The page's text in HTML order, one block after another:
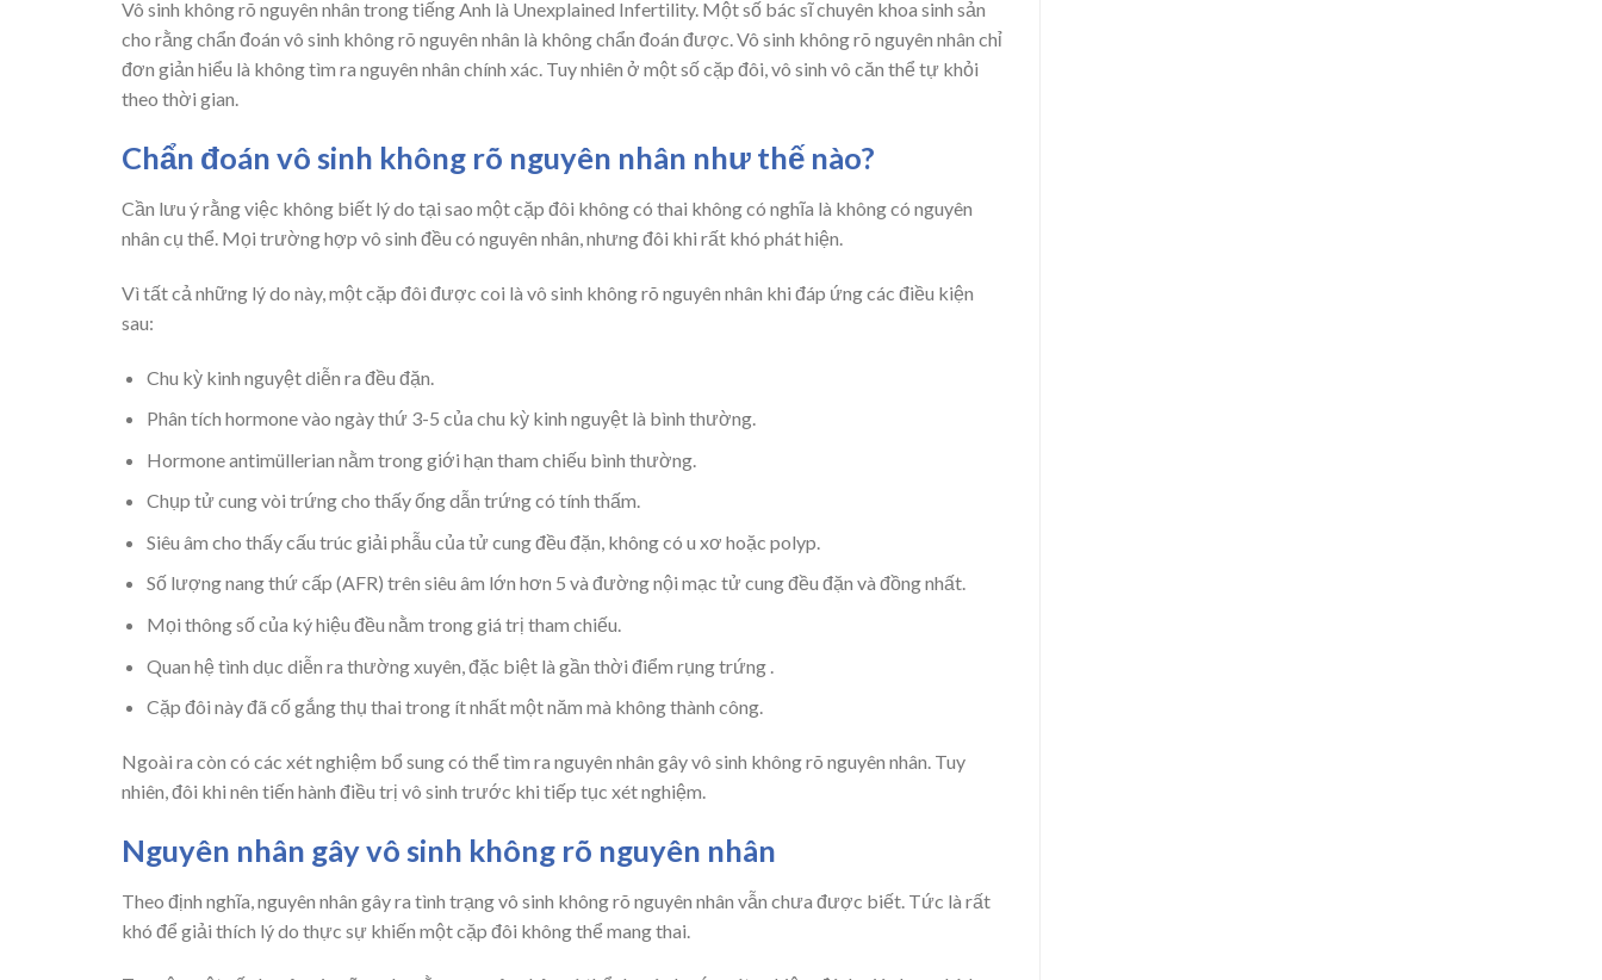
Vô sinh không rõ nguyên nhân trong tiếng Anh là Unexplained Infertility. Một số bác sĩ chuyên khoa sinh sản
cho rằng chẩn đoán vô sinh không rõ nguyên nhân là không chẩn đoán được. Vô sinh không rõ nguyên nhân chỉ
đơn giản hiểu là không tìm ra nguyên nhân chính xác. Tuy nhiên ở một số cặp đôi, vô sinh vô căn thể tự khỏi
theo thời gian.
Chẩn đoán vô sinh không rõ nguyên nhân như thế nào?
Cần lưu ý rằng việc không biết lý do tại sao một cặp đôi không có thai không có nghĩa là không có nguyên
nhân cụ thể. Mọi trường hợp vô sinh đều có nguyên nhân, nhưng đôi khi rất khó phát hiện.
Vì tất cả những lý do này, một cặp đôi được coi là vô sinh không rõ nguyên nhân khi đáp ứng các điều kiện
sau:
Chu kỳ kinh nguyệt diễn ra đều đặn.
Phân tích hormone vào ngày thứ 3-5 của chu kỳ kinh nguyệt là bình thường.
Hormone antimüllerian nằm trong giới hạn tham chiếu bình thường.
Chụp tử cung vòi trứng cho thấy ống dẫn trứng có tính thấm.
Siêu âm cho thấy cấu trúc giải phẫu của tử cung đều đặn, không có u xơ hoặc polyp.
Số lượng nang thứ cấp (AFR) trên siêu âm lớn hơn 5 và đường nội mạc tử cung đều đặn và đồng nhất.
Mọi thông số của ký hiệu đều nằm trong giá trị tham chiếu.
Quan hệ tình dục diễn ra thường xuyên, đặc biệt là gần thời điểm rụng trứng .
Cặp đôi này đã cố gắng thụ thai trong ít nhất một năm mà không thành công.
Ngoài ra còn có các xét nghiệm bổ sung có thể tìm ra nguyên nhân gây vô sinh không rõ nguyên nhân. Tuy
nhiên, đôi khi nên tiến hành điều trị vô sinh trước khi tiếp tục xét nghiệm.
Nguyên nhân gây vô sinh không rõ nguyên nhân
Theo định nghĩa, nguyên nhân gây ra tình trạng vô sinh không rõ nguyên nhân vẫn chưa được biết. Tức là rất
khó để giải thích lý do thực sự khiến một cặp đôi không thể mang thai.